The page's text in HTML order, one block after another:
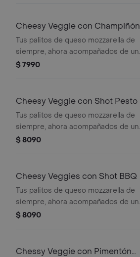
Cheesy Veggie con Champiñón
Tus palitos de queso mozzarella de
siempre, ahora acompañados de un
vegetal o shot a tu elección.
$ 7990
Cheesy Veggie con Shot Pesto
Tus palitos de queso mozzarella de
siempre, ahora acompañados de un
vegetal o shot a tu elección.
$ 8090
Cheesy Veggies con Shot BBQ
Tus palitos de queso mozzarella de
siempre, ahora acompañados de un
vegetal o shot a tu elección.
$ 8090
Chessy Veggie con Pimentón